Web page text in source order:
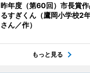
昨年度（第60回）市長賞
るすぎくん（鷹岡小学校2
さん／作）
もっと見る